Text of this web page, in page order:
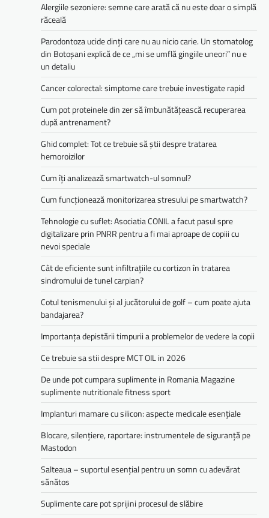
Alergiile sezoniere: semne care arată că nu este doar o simplă
răceală
Parodontoza ucide dinți care nu au nicio carie. Un stomatolog
din Botoșani explică de ce „mi se umflă gingiile uneori” nu e
un detaliu
Cancer colorectal: simptome care trebuie investigate rapid
Cum pot proteinele din zer să îmbunătățească recuperarea
după antrenament?
Ghid complet: Tot ce trebuie să știi despre tratarea
hemoroizilor
Cum îți analizează smartwatch-ul somnul?
Cum funcționează monitorizarea stresului pe smartwatch?
Tehnologie cu suflet: Asociatia CONIL a facut pasul spre
digitalizare prin PNRR pentru a fi mai aproape de copiii cu
nevoi speciale
Cât de eficiente sunt infiltrațiile cu cortizon în tratarea
sindromului de tunel carpian?
Cotul tenismenului și al jucătorului de golf – cum poate ajuta
bandajarea?
Importanța depistării timpurii a problemelor de vedere la copii
Ce trebuie sa stii despre MCT OIL in 2026
De unde pot cumpara suplimente in Romania Magazine
suplimente nutritionale fitness sport
Implanturi mamare cu silicon: aspecte medicale esențiale
Blocare, silențiere, raportare: instrumentele de siguranță pe
Mastodon
Salteaua – suportul esențial pentru un somn cu adevărat
sănătos
Suplimente care pot sprijini procesul de slăbire